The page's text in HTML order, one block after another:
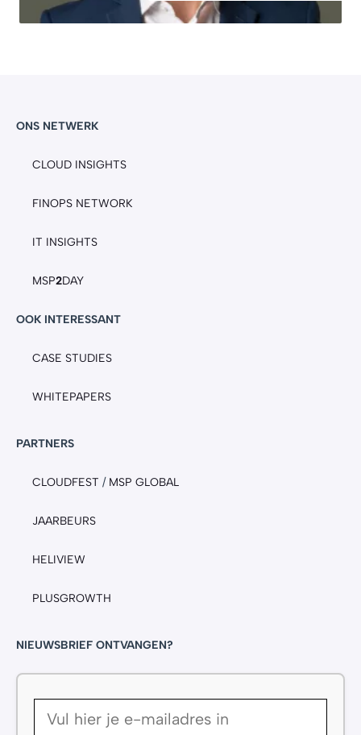
ONS NETWERK
CLOUD INSIGHTS
FINOPS NETWORK
IT INSIGHTS
MSP2DAY
OOK INTERESSANT
CASE STUDIES
WHITEPAPERS
PARTNERS
CLOUDFEST / MSP GLOBAL
JAARBEURS
HELIVIEW
PLUSGROWTH
NIEUWSBRIEF ONTVANGEN?